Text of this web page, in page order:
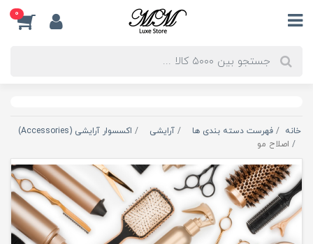
0
خانه فهرست دسته بندی ها آرایشی
اکسسوار آرایشی (Accessories)
اصلاح مو